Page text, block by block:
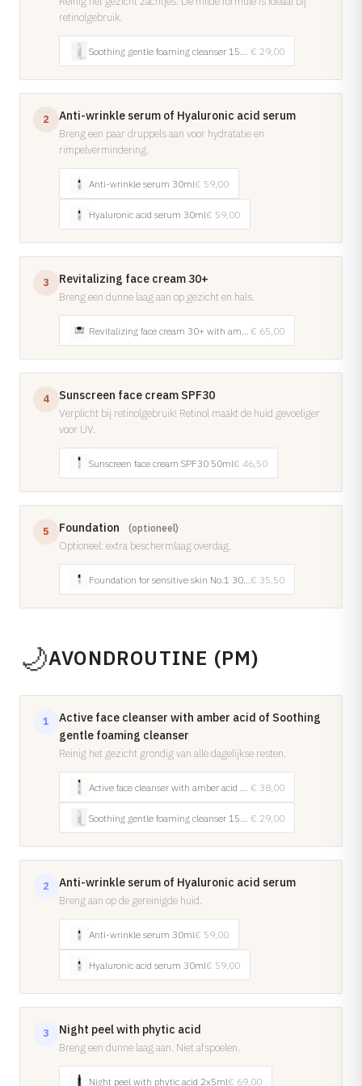
Bekijk alle aandoeningen →
Cosmelan
Dermamelan Intimate
Milia Verwijderen
Fotona Laser
IPL Behandeling
Fractionele Laser
Laser Behandeling
LED Lichttherapie
Ontharen
Coagulatie
Cryo Therapie
Bekijk alle behandelingen →
retinolgebruik.
€ 29,00
2 Anti-wrinkle serum of Hyaluronic acid serum
Breng een paar druppels aan voor hydratatie en
rimpelvermindering.
Anti-wrinkle serum 30ml€ 59,00
Hyaluronic acid serum 30ml€ 59,00
3 Revitalizing face cream 30+
Breng een dunne laag aan op gezicht en hals.
€ 65,00
4 Sunscreen face cream SPF30
Verplicht bij retinolgebruik! Retinol maakt de huid gevoeliger
voor UV.
Sunscreen face cream SPF30 50ml€ 46,50
5 Foundation (optioneel)
Optioneel: extra beschermlaag overdag.
€ 35,50
🌙AVONDROUTINE (PM)
1
Active face cleanser with amber acid of Soothing
gentle foaming cleanser
Reinig het gezicht grondig van alle dagelijkse resten.
€ 38,00
€ 29,00
2 Anti-wrinkle serum of Hyaluronic acid serum
Breng aan op de gereinigde huid.
Anti-wrinkle serum 30ml€ 59,00
Hyaluronic acid serum 30ml€ 59,00
3 Night peel with phytic acid
Breng een dunne laag aan. Niet afspoelen.
Night peel with phytic acid 2x5ml€ 69,00